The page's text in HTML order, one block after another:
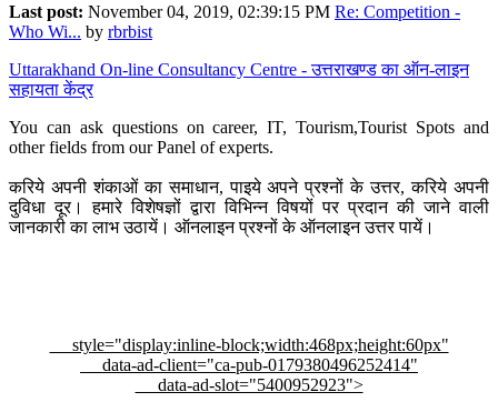
Last post: November 04, 2019, 02:39:15 PM Re: Competition -
Who Wi... by rbrbist
Uttarakhand On-line Consultancy Centre - उत्तराखण्ड का ऑन-लाइन
सहायता केंद्र
You can ask questions on career, IT, Tourism,Tourist Spots and
other fields from our Panel of experts.
करिये अपनी शंकाओं का समाधान, पाइये अपने प्रश्नों के उत्तर, करिये अपनी
दुविधा दूर। हमारे विशेषज्ञों द्वारा विभिन्न विषयों पर प्रदान की जाने वाली
जानकारी का लाभ उठायें। ऑनलाइन प्रश्नों के ऑनलाइन उत्तर पायें।
style="display:inline-block;width:468px;height:60px"
data-ad-client="ca-pub-0179380496252414"
data-ad-slot="5400952923">